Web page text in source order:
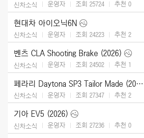
신차소식 운영자 조회 25724 추천 0
현대차 아이오닉6N
신차소식 운영자 조회 24223 추천 2
벤츠 CLA Shooting Brake (2026)
신차소식 운영자 조회 24502 추천 1
페라리 Daytona SP3 Tailor Made (2025)
신차소식 운영자 조회 27347 추천 2
기아 EV5 (2026)
신차소식 운영자 조회 27236 추천 0